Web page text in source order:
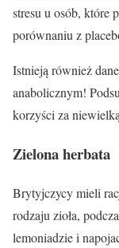
stresu u osób, które
porównaniu z
Istnieją również
anabolicznym!
korzyści za
Zielona herbata
Brytyjczycy mieli
rodzaju zioła,
lemoniadzie i